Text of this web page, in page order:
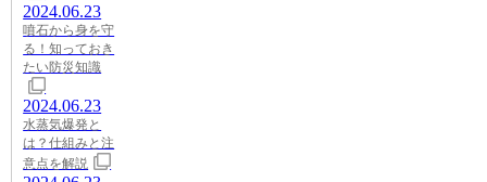
2024.06.23
噴石から身を守
る！知っておき
たい防災知識
2024.06.23
水蒸気爆発と
は？仕組みと注
意点を解説